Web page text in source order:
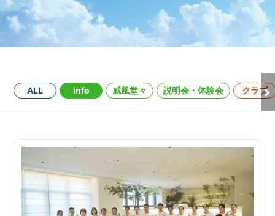
ALL info 威風堂々 説明会・体験会 クラブ